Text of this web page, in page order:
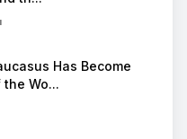
Has Become
Wo...